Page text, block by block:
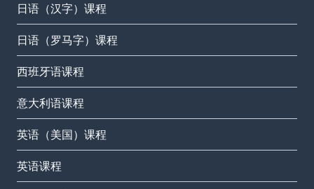
日语（汉字）课程
日语（罗马字）课程
西班牙语课程
意大利语课程
英语（美国）课程
英语课程